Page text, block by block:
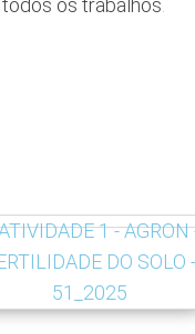
os trabalhos